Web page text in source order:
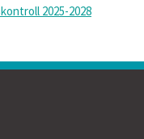
2025-2028